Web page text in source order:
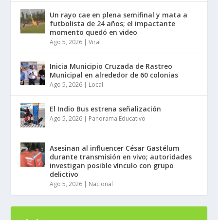
Un rayo cae en plena semifinal y mata a
futbolista de 24 años; el impactante
momento quedó en video
Ago 5, 2026 |Viral
Inicia Municipio Cruzada de Rastreo
Municipal en alrededor de 60 colonias
Ago 5, 2026 | Local
El Indio Bus estrena señalización
Ago 5, 2026 | Panorama Educativo
Asesinan al influencer César Gastélum
durante transmisión en vivo; autoridades
investigan posible vínculo con grupo
delictivo
Ago 5, 2026 | Nacional